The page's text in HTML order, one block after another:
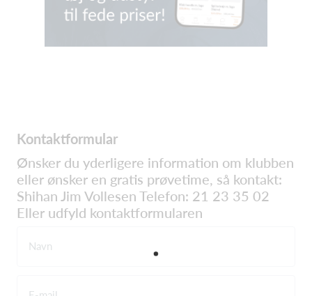
Kontaktformular
Ønsker du yderligere information om klubben
eller ønsker en gratis prøvetime, så kontakt:
Shihan Jim Vollesen Telefon: 21 23 35 02
Eller udfyld kontaktformularen
Navn